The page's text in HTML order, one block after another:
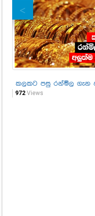
කලකට පසු රන්මිල ගැන
972 Views